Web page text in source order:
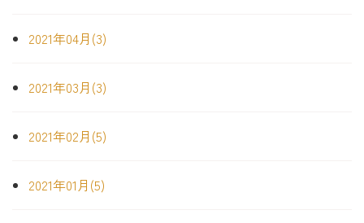
2021年04月(3)
2021年03月(3)
2021年02月(5)
2021年01月(5)